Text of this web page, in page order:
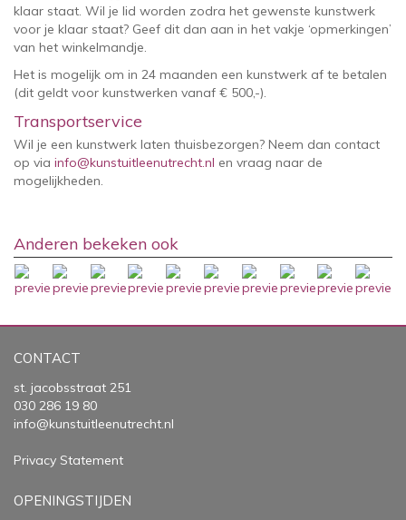
klaar staat. Wil je lid worden zodra het gewenste kunstwerk
voor je klaar staat? Geef dit dan aan in het vakje ‘opmerkingen’
van het winkelmandje.
Het is mogelijk om in 24 maanden een kunstwerk af te betalen
(dit geldt voor kunstwerken vanaf € 500,-).
Transportservice
Wil je een kunstwerk laten thuisbezorgen? Neem dan contact
op via info@kunstuitleenutrecht.nl en vraag naar de
mogelijkheden.
Anderen bekeken ook
CONTACT
st. jacobsstraat 251
030 286 19 80
info@kunstuitleenutrecht.nl
Privacy Statement
OPENINGSTIJDEN